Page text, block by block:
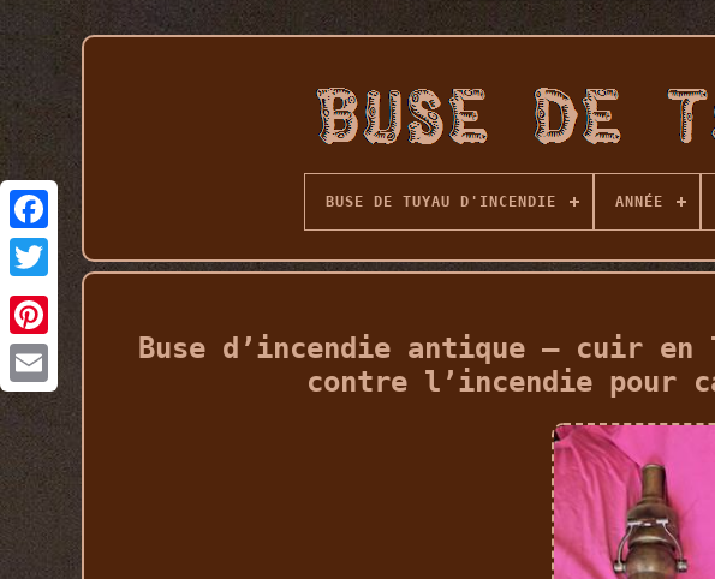
BUSE DE TUYAU D'INCENDIE ANNÉE
Buse d’incendie antique – cuir
contre l’incendie pour